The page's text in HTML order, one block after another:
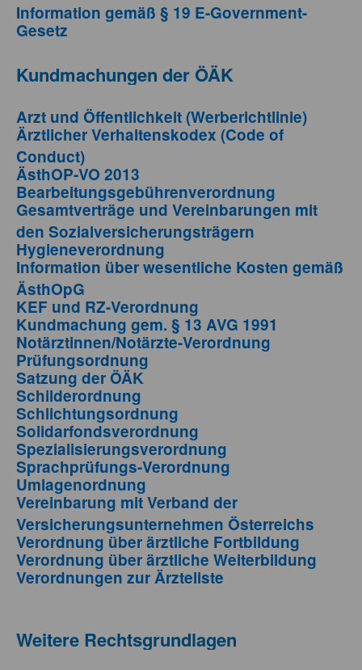
Information gemäß § 19 E-Government-
Gesetz
Kundmachungen der ÖÄK
Arzt und Öffentlichkeit (Werberichtlinie)
Ärztlicher Verhaltenskodex (Code of
Conduct)
ÄsthOP-VO 2013
Bearbeitungsgebührenverordnung
Gesamtverträge und Vereinbarungen mit
den Sozialversicherungsträgern
Hygieneverordnung
Information über wesentliche Kosten gemäß
ÄsthOpG
KEF und RZ-Verordnung
Kundmachung gem. § 13 AVG 1991
Notärztinnen/Notärzte-Verordnung
Prüfungsordnung
Satzung der ÖÄK
Schilderordnung
Schlichtungsordnung
Solidarfondsverordnung
Spezialisierungsverordnung
Sprachprüfungs-Verordnung
Umlagenordnung
Vereinbarung mit Verband der
Versicherungsunternehmen Österreichs
Verordnung über ärztliche Fortbildung
Verordnung über ärztliche Weiterbildung
Verordnungen zur Ärzteliste
Weitere Rechtsgrundlagen